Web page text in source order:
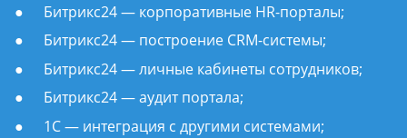
Битрикс24 — корпоративные HR-порталы;
Битрикс24 — построение CRM-системы;
Битрикс24 — личные кабинеты сотрудников;
Битрикс24 — аудит портала;
1С — интеграция с другими системами;